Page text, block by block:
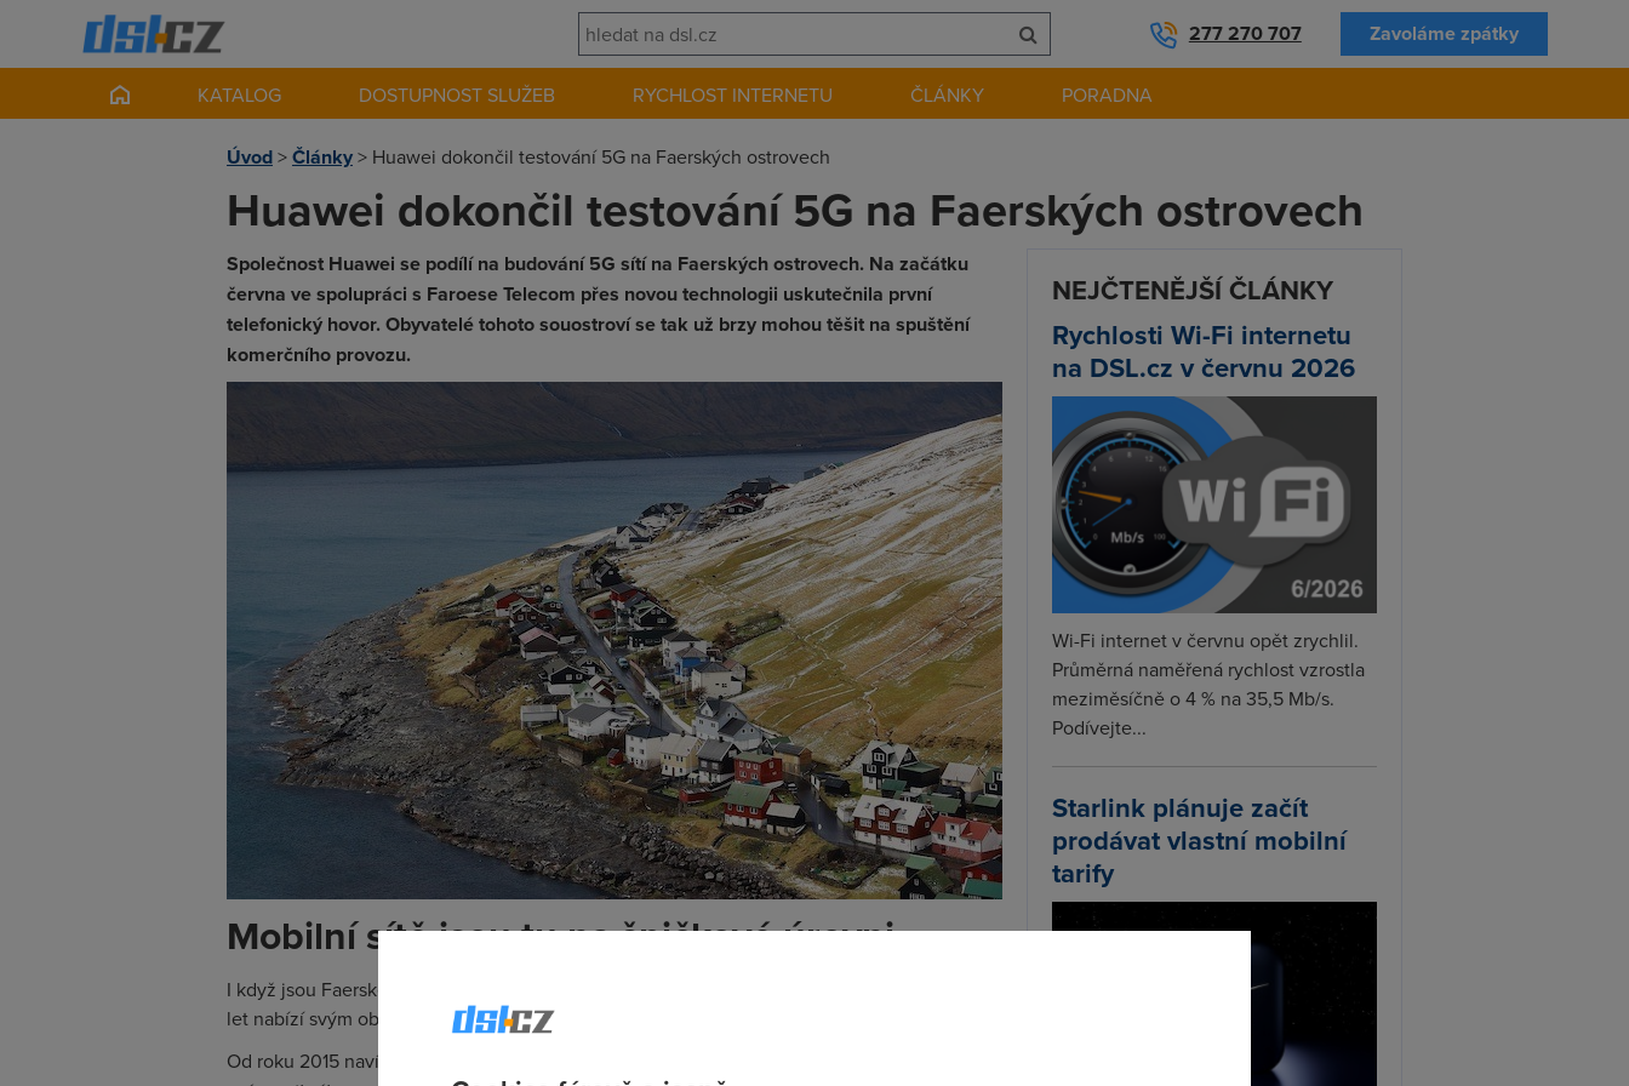
277 270 707 Zavoláme zpátky
KATALOG DOSTUPNOST SLUŽEB RYCHLOST INTERNETU ČLÁNKY PORADNA
Úvod>Články> Huawei dokončil testování 5G na Faerských ostrovech
Huawei dokončil testování 5G na Faerských ostrovech
Společnost Huawei se podílí na budování 5G sítí na Faerských ostrovech. Na začátku
června ve spolupráci s Faroese Telecom přes novou technologii uskutečnila první
telefonický hovor. Obyvatelé tohoto souostroví se tak už brzy mohou těšit na spuštění
komerčního provozu.
Mobilní sítě jsou tu na špičkové úrovni
I když jsou Faerské ostrovy pokryty horami, které úplné pokrytí komplikují, už mnoho
let nabízí svým obyvatelůmnadstandardní kvalitu
Od roku 2015 navíc s čínskou firmou Huawei pracují na 5G sítích.
NEJČTENĚJŠÍ ČLÁNKY
Rychlosti Wi-Fi internetu
na DSL.cz v červnu 2026
Wi-Fi internet v červnu opět zrychlil.
Průměrná naměřená rychlost vzrostla
meziměsíčně o 4 % na 35,5 Mb/s.
Podívejte...
Starlink plánuje začít
prodávat vlastní mobilní
tarify